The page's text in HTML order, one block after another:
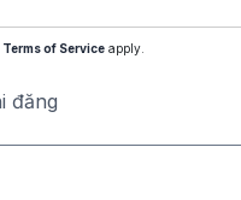
Terms of Service apply.
đăng